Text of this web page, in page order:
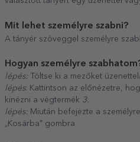
Mit lehet személyre szabni?
A tányér szöveggel személyre
Hogyan személyre
lépés: Töltse ki a mezőket
lépés: Kattintson az előnézetre,
kinézni a végtermék 3.
lépés: Miután befejezte a
„Kosárba” gombra